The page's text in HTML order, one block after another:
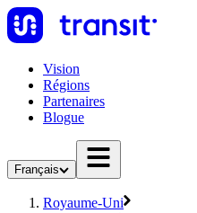
Vision
Régions
Partenaires
Blogue
Français
Royaume-Uni